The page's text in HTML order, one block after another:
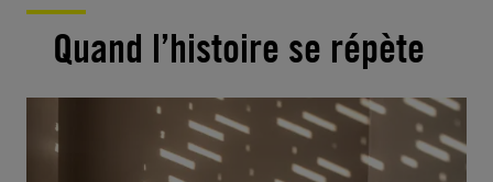
Quand l’histoire se répète